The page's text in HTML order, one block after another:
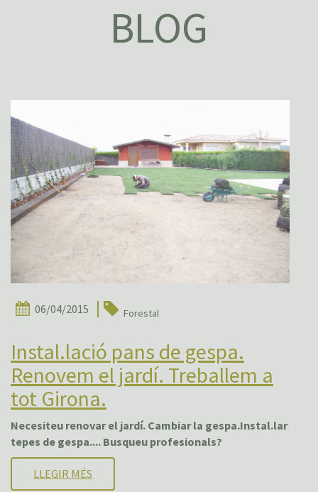
BLOG
06/04/2015 Forestal
Instal.lació pans de gespa.
Renovem el jardí. Treballem a
tot Girona.
Necesiteu renovar el jardí. Cambiar la gespa.Instal.lar
tepes de gespa.... Busqueu profesionals?
LLEGIR MÉS